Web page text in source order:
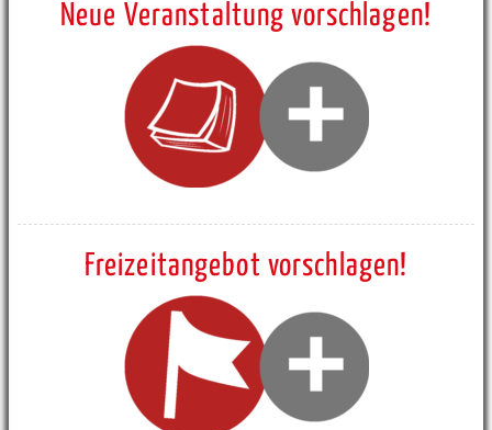
Neue Veranstaltung vorschlagen!
Freizeitangebot vorschlagen!